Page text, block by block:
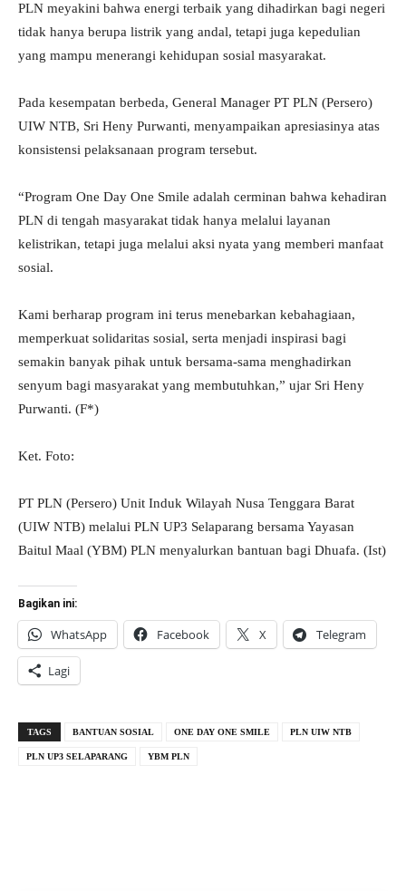
PLN meyakini bahwa energi terbaik yang dihadirkan bagi negeri
tidak hanya berupa listrik yang andal, tetapi juga kepedulian
yang mampu menerangi kehidupan sosial masyarakat.
Pada kesempatan berbeda, General Manager PT PLN (Persero)
UIW NTB, Sri Heny Purwanti, menyampaikan apresiasinya atas
konsistensi pelaksanaan program tersebut.
“Program One Day One Smile adalah cerminan bahwa kehadiran
PLN di tengah masyarakat tidak hanya melalui layanan
kelistrikan, tetapi juga melalui aksi nyata yang memberi manfaat
sosial.
Kami berharap program ini terus menebarkan kebahagiaan,
memperkuat solidaritas sosial, serta menjadi inspirasi bagi
semakin banyak pihak untuk bersama-sama menghadirkan
senyum bagi masyarakat yang membutuhkan,” ujar Sri Heny
Purwanti. (F*)
Ket. Foto:
PT PLN (Persero) Unit Induk Wilayah Nusa Tenggara Barat
(UIW NTB) melalui PLN UP3 Selaparang bersama Yayasan
Baitul Maal (YBM) PLN menyalurkan bantuan bagi Dhuafa. (Ist)
Bagikan ini:
WhatsApp Facebook X Telegram
Lagi
TAGS BANTUAN SOSIAL ONE DAY ONE SMILE PLN UIW NTB
PLN UP3 SELAPARANG YBM PLN